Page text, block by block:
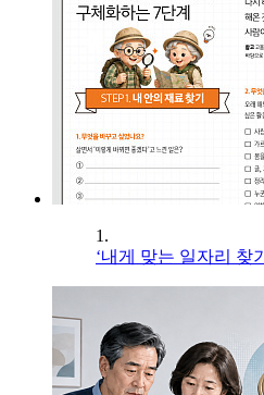
1.
‘내게 맞는 일자리 찾